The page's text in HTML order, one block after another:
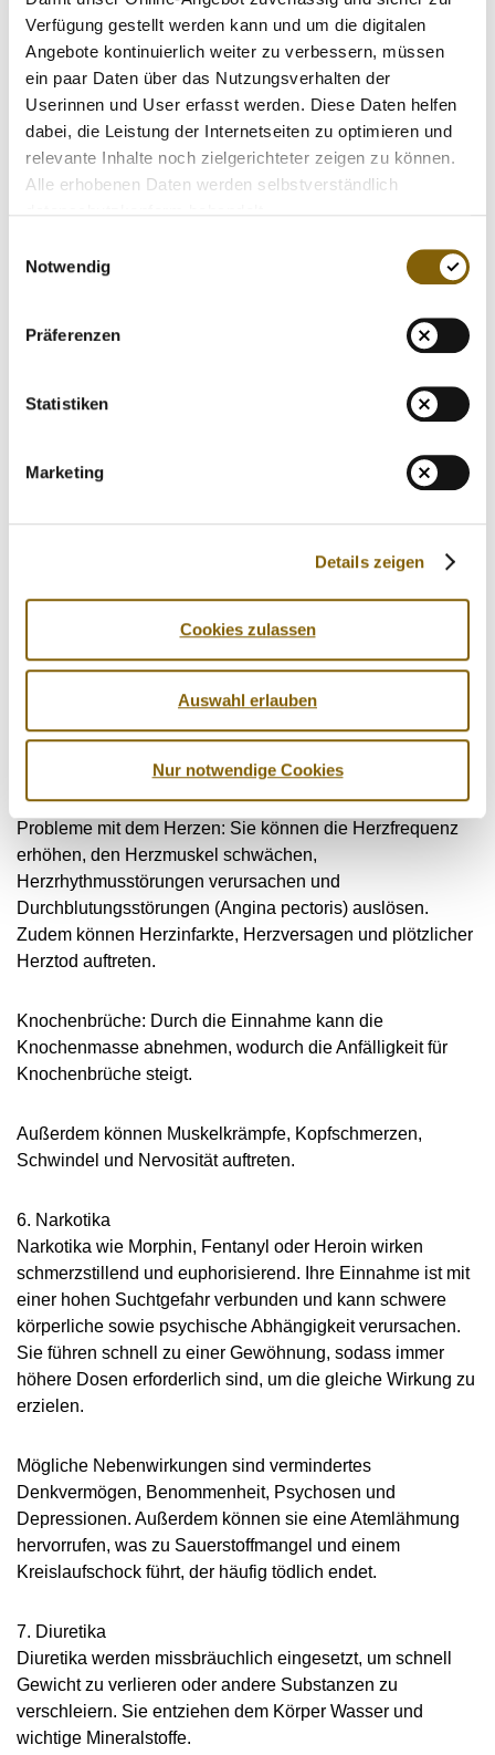
Verfügung gestellt werden kann und um die digitalen
Angebote kontinuierlich weiter zu verbessern, müssen
ein paar Daten über das Nutzungsverhalten der
Userinnen und User erfasst werden. Diese Daten helfen
dabei, die Leistung der Internetseiten zu optimieren und
relevante Inhalte noch zielgerichteter zeigen zu können.
Alle erhobenen Daten werden selbstverständlich
Notwendig
Präferenzen
Statistiken
Marketing
Details zeigen
Cookies zulassen
Auswahl erlauben
Nur notwendige Cookies
Erhöhung der Herzfrequenz (Herzrasen) führen.
Achtung: Stimulanzien werden regelmäßig Supplements
zugesetzt oder sind in „natürlichen“ Abnehmprodukten
enthalten, ohne dass dies auf der Verpackung erkennbar
ist!
können eine Zunahme der Muskelmasse bewirken. Daher
Körperstrukturen gekennzeichnet. Besonders Organe sind
krankhaftem Muskelwachstum kommen kann. Auch Hände
Insulinresistenz verursachen, was zu Diabetes Typ 2
führen kann.
5. Beta-2-Agonisten
enthalten und verbessern die Atmung. Missbräuchlich
angewendet können sie jedoch auch erhebliche
Beschwerden verursachen.
Probleme mit dem Herzen: Sie können die Herzfrequenz
erhöhen, den Herzmuskel schwächen,
Herzrhythmusstörungen verursachen und
Durchblutungsstörungen (Angina pectoris) auslösen.
Zudem können Herzinfarkte, Herzversagen und plötzlicher
Herztod auftreten.
Knochenbrüche: Durch die Einnahme kann die
Knochenmasse abnehmen, wodurch die Anfälligkeit für
Knochenbrüche steigt.
Außerdem können Muskelkrämpfe, Kopfschmerzen,
Schwindel und Nervosität auftreten.
6. Narkotika
Narkotika wie Morphin, Fentanyl oder Heroin wirken
schmerzstillend und euphorisierend. Ihre Einnahme ist mit
einer hohen Suchtgefahr verbunden und kann schwere
körperliche sowie psychische Abhängigkeit verursachen.
Sie führen schnell zu einer Gewöhnung, sodass immer
höhere Dosen erforderlich sind, um die gleiche Wirkung zu
erzielen.
Mögliche Nebenwirkungen sind vermindertes
Denkvermögen, Benommenheit, Psychosen und
Depressionen. Außerdem können sie eine Atemlähmung
hervorrufen, was zu Sauerstoffmangel und einem
Kreislaufschock führt, der häufig tödlich endet.
7. Diuretika
Diuretika werden missbräuchlich eingesetzt, um schnell
Gewicht zu verlieren oder andere Substanzen zu
verschleiern. Sie entziehen dem Körper Wasser und
wichtige Mineralstoffe.